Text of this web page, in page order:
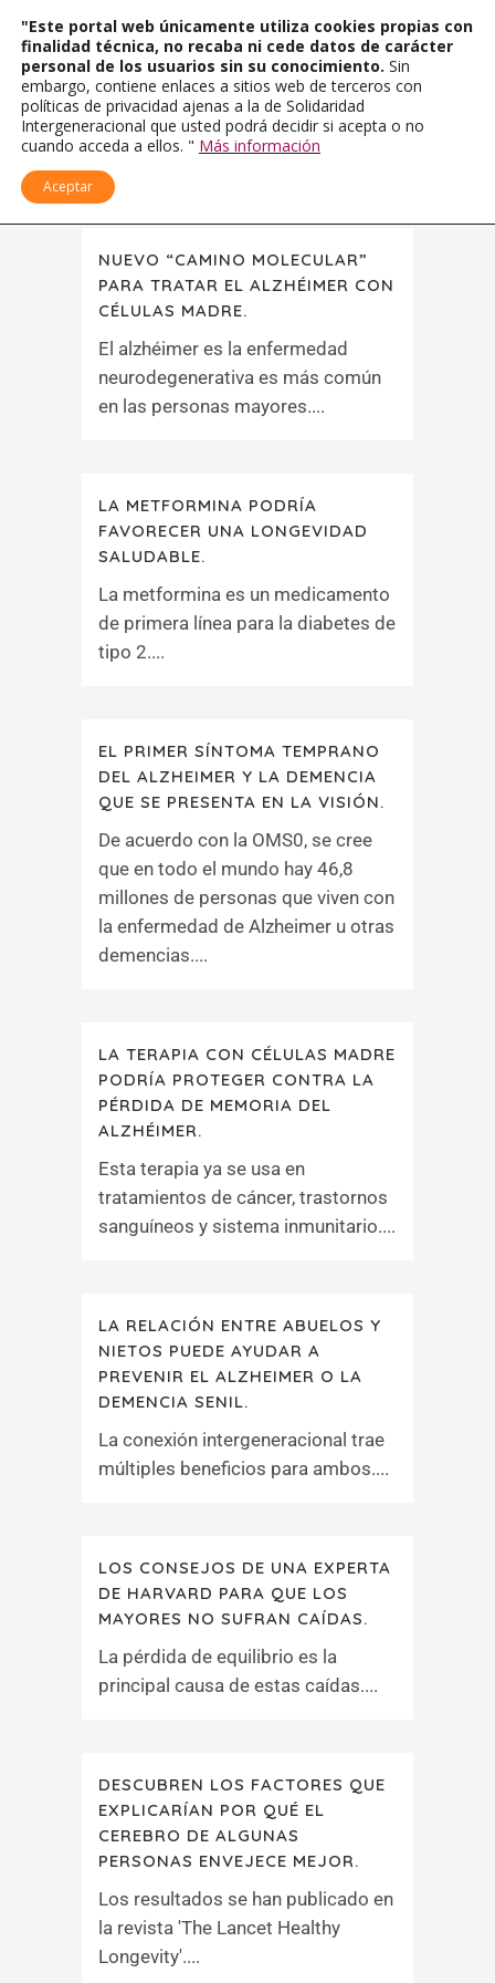
NUEVO “CAMINO MOLECULAR”
PARA TRATAR EL ALZHÉIMER CON
CÉLULAS MADRE.
El alzhéimer es la enfermedad
neurodegenerativa es más común
en las personas mayores....
LA METFORMINA PODRÍA
FAVORECER UNA LONGEVIDAD
SALUDABLE.
La metformina​​​​​​​ es un medicamento
de primera línea para la diabetes de
tipo 2....
EL PRIMER SÍNTOMA TEMPRANO
DEL ALZHEIMER Y LA DEMENCIA
QUE SE PRESENTA EN LA VISIÓN.
De acuerdo con la OMS0, se cree
que en todo el mundo hay 46,8
millones de personas que viven con
la enfermedad de Alzheimer u otras
demencias....
LA TERAPIA CON CÉLULAS MADRE
PODRÍA PROTEGER CONTRA LA
PÉRDIDA DE MEMORIA DEL
ALZHÉIMER.
Esta terapia ya se usa en
tratamientos de cáncer, trastornos
sanguíneos y sistema inmunitario....
LA RELACIÓN ENTRE ABUELOS Y
NIETOS PUEDE AYUDAR A
PREVENIR EL ALZHEIMER O LA
DEMENCIA SENIL.
La conexión intergeneracional trae
múltiples beneficios para ambos....
LOS CONSEJOS DE UNA EXPERTA
DE HARVARD PARA QUE LOS
MAYORES NO SUFRAN CAÍDAS.
La pérdida de equilibrio es la
principal causa de estas caídas....
DESCUBREN LOS FACTORES QUE
EXPLICARÍAN POR QUÉ EL
CEREBRO DE ALGUNAS
PERSONAS ENVEJECE MEJOR.
Los resultados se han publicado en
la revista 'The Lancet Healthy
Longevity'....
"Este portal web únicamente utiliza cookies propias con
finalidad técnica, no recaba ni cede datos de carácter
personal de los usuarios sin su conocimiento. Sin
embargo, contiene enlaces a sitios web de terceros con
políticas de privacidad ajenas a la de Solidaridad
Intergeneracional que usted podrá decidir si acepta o no
cuando acceda a ellos. " Más información
Aceptar